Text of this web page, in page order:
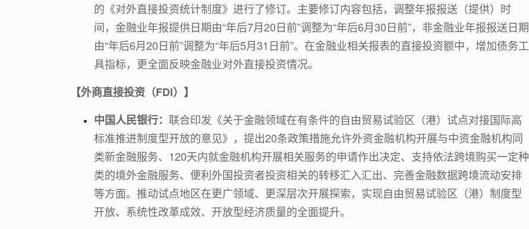
的《对外直接投资统计制度》进行了修订。主要修订内容包括，调整年报报送（提供）时
间，金融业年报提供日期由“年后7月20日前”调整为“年后6月30日前”，非金融业年报报送日期
由“年后6月20日前”调整为“年后5月31日前”。在金融业相关报表的直接投资额中，增加债务工
具指标，更全面反映金融业对外直接投资情况。
【外商直接投资（FDI）】
中国人民银行： 联合印发《关于金融领域在有条件的自由贸易试验区（港）试点对接国际高
标准推进制度型开放的意见》，提出20条政策措施允许外资金融机构开展与中资金融机构同
类新金融服务、120天内就金融机构开展相关服务的申请作出决定、支持依法跨境购买一定种
类的境外金融服务、便利外国投资者投资相关的转移汇入汇出、完善金融数据跨境流动安排
等方面。推动试点地区在更广领域、更深层次开展探索，实现自由贸易试验区（港）制度型
开放、系统性改革成效、开放型经济质量的全面提升。